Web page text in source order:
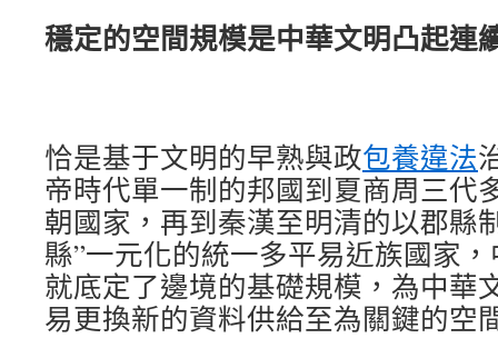
穩定的空間規模是中華文明凸起連
恰是基于文明的早熟與政包養違法
帝時代單一制的邦國到夏商周三代
朝國家，再到秦漢至明清的以郡縣
縣”一元化的統一多平易近族國家
就底定了邊境的基礎規模，為中華
易更換新的資料供給至為關鍵的空